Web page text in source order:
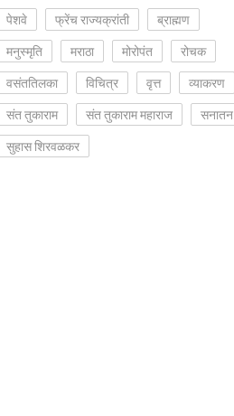
पेशवे
फ्रेंच राज्यक्रांती
ब्राह्मण
मनुस्मृति
मराठा मोरोपंत
रोचक
वसंततिलका
विचित्र वृत्त
व्याकरण
संत तुकाराम
संत तुकाराम महाराज
सनातन
सुहास शिरवळकर